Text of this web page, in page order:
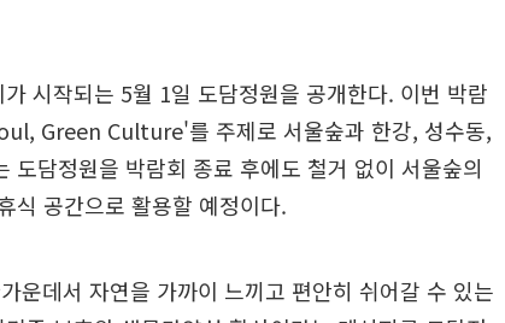
시작되는 5월 1일 도담정원을 공개한다. 이번 박람
Green Culture'를 주제로 서울숲과 한강, 성수동,
도담정원을 박람회 종료 후에도 철거 없이 서울숲의
식 공간으로 활용할 예정이다.
운데서 자연을 가까이 느끼고 편안히 쉬어갈 수 있는